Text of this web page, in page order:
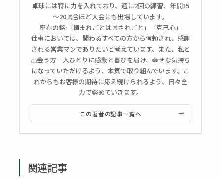
卓球には特に力を入れており、週に2回の練習、年間15
～20試合ほど大会にも出場しています。
座右の銘:「頼まれごとは試されごと」「克己心」
仕事においては、関わるすべての方から信頼され、感謝
される営業マンでありたいと考えています。また、私と
出会う方一人ひとりに感動と喜びを届け、幸せな気持ち
になっていただけるよう、本気で取り組んでいます。こ
れからもお客様の期待に応え続けられるよう、日々全
力で努めていきます。
この著者の記事一覧へ
関連記事